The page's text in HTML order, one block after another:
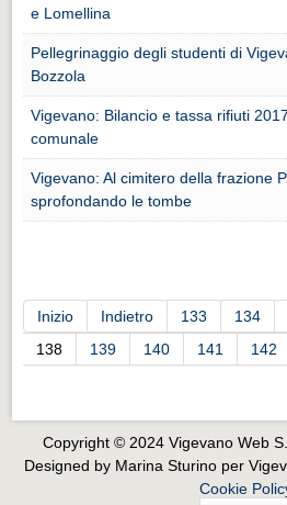
Eventi Vigevano
Eventi Vigevano
Eventi Pavia
Eventi Pavia
e Lomellina
Pellegrinaggio degli studenti di
Bozzola
Vigevano: Bilancio e tassa rifiuti
comunale
Vigevano: Al cimitero della frazione
sprofondando le tombe
Inizio
Indietro 133 134
138
139 140 141 142
Copyright © 2024 Vigevano Web
Designed by Marina Sturino per
Cookie